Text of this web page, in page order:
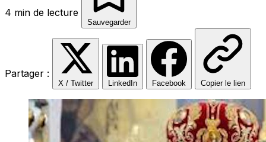
4 min de lecture
Sauvegarder
Partager :
X / Twitter LinkedIn Facebook Copier le lien